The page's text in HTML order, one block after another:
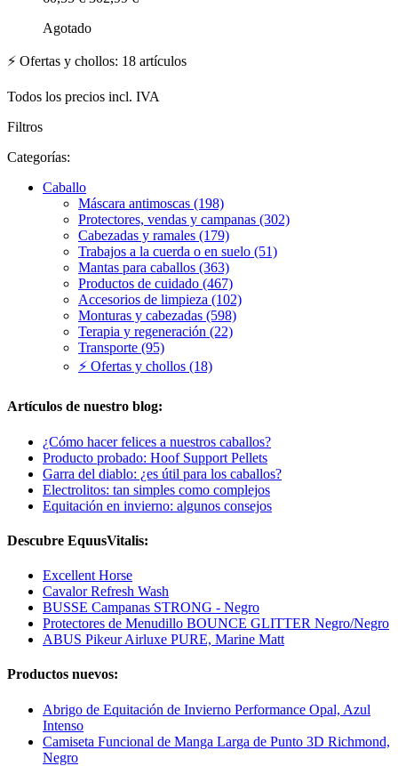
Agotado
⚡ Ofertas y chollos: 18 artículos
Todos los precios incl. IVA
Filtros
Categorías:
Caballo
Máscara antimoscas (198)
Protectores, vendas y campanas (302)
Cabezadas y ramales (179)
Trabajos a la cuerda o en suelo (51)
Mantas para caballos (363)
Productos de cuidado (467)
Accesorios de limpieza (102)
Monturas y cabezadas (598)
Terapia y regeneración (22)
Transporte (95)
⚡ Ofertas y chollos (18)
Artículos de nuestro blog:
¿Cómo hacer felices a nuestros caballos?
Producto probado: Hoof Support Pellets
Garra del diablo: ¿es útil para los caballos?
Electrolitos: tan simples como complejos
Equitación en invierno: algunos consejos
Descubre EquusVitalis:
Excellent Horse
Cavalor Refresh Wash
BUSSE Campanas STRONG - Negro
Protectores de Menudillo BOUNCE GLITTER Negro/Negro
ABUS Pikeur Airluxe PURE, Marine Matt
Productos nuevos:
Abrigo de Equitación de Invierno Performance Opal, Azul
Intenso
Camiseta Funcional de Manga Larga de Punto 3D Richmond,
Negro